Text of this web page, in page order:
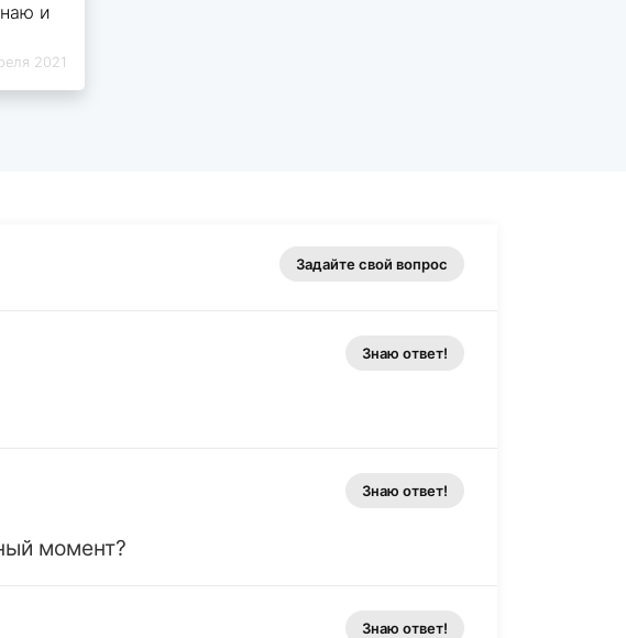
и
2021
Задайте свой вопрос
Знаю ответ!
момент?
Знаю ответ!
Знаю ответ!